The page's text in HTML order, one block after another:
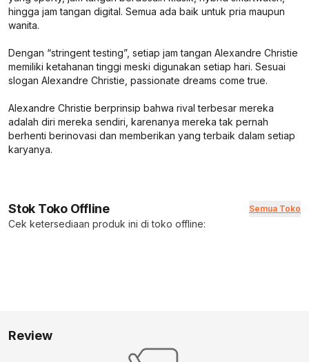
hingga jam tangan digital. Semua ada baik untuk pria maupun
wanita.
Dengan “stringent testing”, setiap jam tangan Alexandre Christie
memiliki ketahanan tinggi meski digunakan setiap hari. Sesuai
slogan Alexandre Christie, passionate dreams come true.
Alexandre Christie berprinsip bahwa rival terbesar mereka
adalah diri mereka sendiri, karenanya mereka tak pernah
berhenti berinovasi dan memberikan yang terbaik dalam setiap
karyanya.
Stok Toko Offline Semua Toko
Cek ketersediaan produk ini di toko offline:
Review